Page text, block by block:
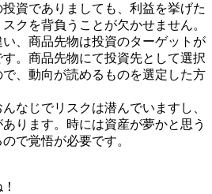
資でありましても、利益を挙げた
クを背負うことが欠かせません。
、商品先物は投資のターゲットが
。商品先物にて投資先として選択
、動向が読めるものを選定した方
なじでリスクは潜んでいますし、
ります。時には資産が夢かと思う
で覚悟が必要です。